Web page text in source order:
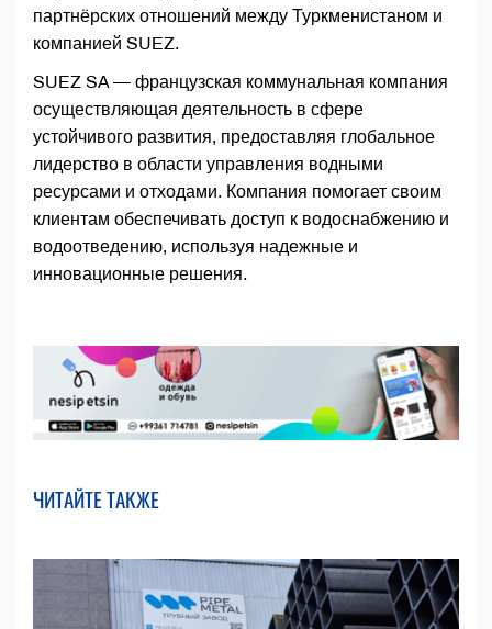
партнёрских отношений между Туркменистаном и
компанией SUEZ.
SUEZ SA — французская коммунальная компания
осуществляющая деятельность в сфере
устойчивого развития, предоставляя глобальное
лидерство в области управления водными
ресурсами и отходами. Компания помогает своим
клиентам обеспечивать доступ к водоснабжению и
водоотведению, используя надежные и
инновационные решения.
ЧИТАЙТЕ ТАКЖЕ